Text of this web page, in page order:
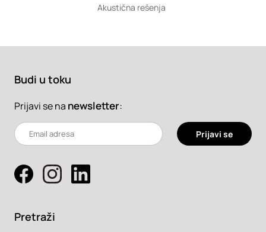
Akustična rešenja
Budi u toku
Prijavi se na newsletter:
Prijavi se
Pretraži